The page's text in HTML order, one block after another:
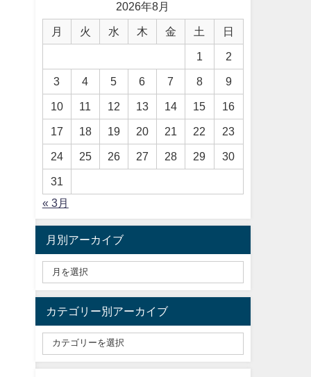
2026年8月
月 火 水 木 金 土 日
1 2
3 4 5 6 7 8 9
10 11 12 13 14 15 16
17 18 19 20 21 22 23
24 25 26 27 28 29 30
31
« 3月
月別アーカイブ
カテゴリー別アーカイブ